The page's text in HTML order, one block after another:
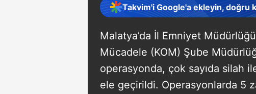
Takvim'i Google'a ekleyin, doğru
Malatya’da İl Emniyet
Mücadele (KOM) Şube
operasyonda, çok sayıda silah
ele geçirildi. Operasyonlarda 5